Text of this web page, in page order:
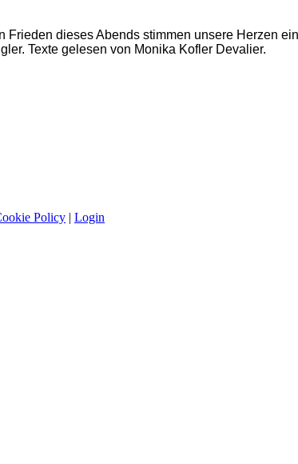
Frieden dieses Abends stimmen unsere Herzen
Texte gelesen von Monika Kofler Devalier.
Policy | Login